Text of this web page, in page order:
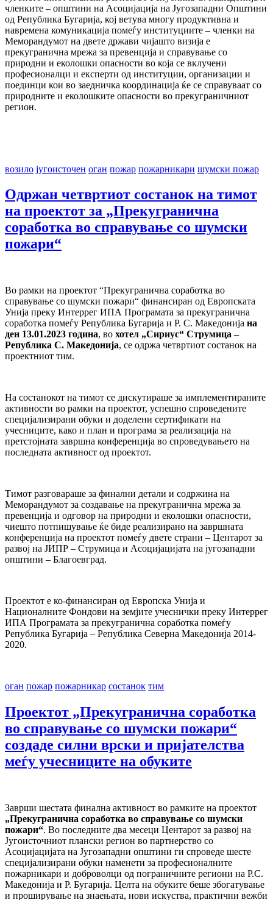
членките – општини на Асоцијација на Југозападни Општини
од Република Бугарија, кој ветува многу продуктивна и
навремена комуникација помеѓу институциите – членки на
Меморандумот на двете држави чијашто визија е
прекугранична мрежа за превенција и справување со
природни и еколошки опасности во која се вклучени
професионалци и експерти од институции, организации и
поединци кои во заедничка координација ќе се справуваат со
природните и еколошките опасности во прекуграничниот
регион.
возило југоисточен оган пожар пожарникари шумски пожар
Одржан четвртиот состанок на тимот
на проектот за „Прекугранична
соработка во справување со шумски
пожари“
Во рамки на проектот “Прекугранична соработка во
справување со шумски пожари“ финансиран од Европската
Унија преку Интеррег ИПА Програмата за прекугранична
соработка помеѓу Република Бугарија и Р. С. Македонија на
ден 13.01.2023 година, во хотел „Сириус“ Струмица –
Република С. Македонија, се одржа четвртиот состанок на
проектниот тим.
На состанокот на тимот се дискутираше за имплементираните
активности во рамки на проектот, успешно спроведените
специјализирани обуки и доделени сертификати на
учесниците, како и план и програма за реализација на
претстојната завршна конференција во спроведувањето на
последната активност од проектот.
Тимот разговараше за финални детали и содржина на
Меморандумот за создавање на прекугранична мрежа за
превенција и одговор на природни и еколошки опасности,
чиешто потпишување ќе биде реализирано на завршната
конференција на проектот помеѓу двете страни – Центарот за
развој на ЈИПР – Струмица и Асоцијацијата на југозападни
општини – Благоевград.
Проектот е ко-финансиран од Европска Унија и
Националните Фондови на земјите учеснички преку Интеррег
ИПА Програмата за прекугранична соработка помеѓу
Република Бугарија – Република Северна Македонија 2014-
2020.
оган пожар пожарникар состанок тим
Проектот „Прекугранична соработка
во справување со шумски пожари“
создаде силни врски и пријателства
меѓу учесниците на обуките
Заврши шестата финална активност во рамките на проектот
„Прекугранична соработка во справување со шумски
пожари“. Во последните два месеци Центарот за развој на
Југоисточниот плански регион во партнерство со
Асоцијацијата на Југозападни општини ги спроведе шесте
специјализирани обуки наменети за професионалните
пожарникари и доброволци од пограничните региони на Р.С.
Македонија и Р. Бугарија. Целта на обуките беше збогатување
и проширување на знаењата, нови искуства, практични вежби